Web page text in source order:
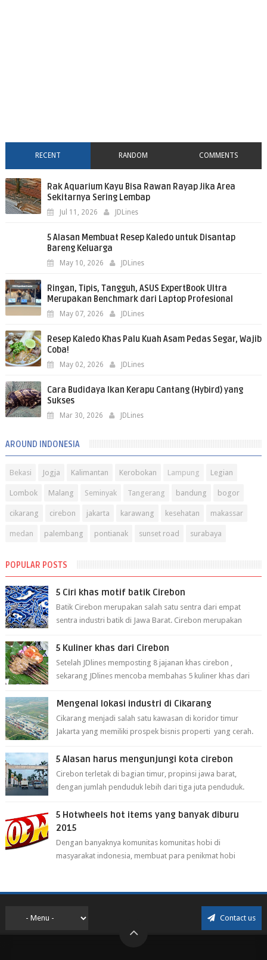
RECENT RANDOM COMMENTS
Rak Aquarium Kayu Bisa Rawan Rayap Jika Area
Sekitarnya Sering Lembap
Jul 11, 2026 JDLines
5 Alasan Membuat Resep Kaledo untuk Disantap
Bareng Keluarga
May 10, 2026 JDLines
Ringan, Tipis, Tangguh, ASUS ExpertBook Ultra
Merupakan Benchmark dari Laptop Profesional
May 07, 2026 JDLines
Resep Kaledo Khas Palu Kuah Asam Pedas Segar, Wajib
Coba!
May 02, 2026 JDLines
Cara Budidaya Ikan Kerapu Cantang (Hybird) yang
Sukses
Mar 30, 2026 JDLines
AROUND INDONESIA
Bekasi Jogja Kalimantan Kerobokan Lampung Legian
Lombok Malang Seminyak Tangerang bandung bogor
cikarang cirebon jakarta karawang kesehatan makassar
medan palembang pontianak sunset road surabaya
POPULAR POSTS
5 Ciri khas motif batik Cirebon
Batik Cirebon merupakan salah satu sentra dari empat
sentra industri batik di Jawa Barat. Cirebon merupakan
5 Kuliner khas dari Cirebon
Setelah JDlines memposting 8 jajanan khas cirebon ,
sekarang JDlines mencoba membahas 5 kuliner khas dari
Mengenal lokasi industri di Cikarang
Cikarang menjadi salah satu kawasan di koridor timur
Jakarta yang memiliki prospek bisnis properti yang cerah.
5 Alasan harus mengunjungi kota cirebon
Cirebon terletak di bagian timur, propinsi jawa barat,
dengan jumlah penduduk lebih dari tiga juta penduduk.
5 Hotwheels hot items yang banyak diburu
2015
Dengan banyaknya komunitas komunitas hobi di
masyarakat indonesia, membuat para penikmat hobi
Contact us